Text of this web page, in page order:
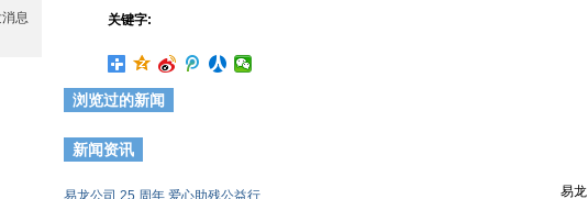
关键字:
浏览过的新闻
新闻资讯
易龙公司 25 周年 爱心助残公益行 易龙